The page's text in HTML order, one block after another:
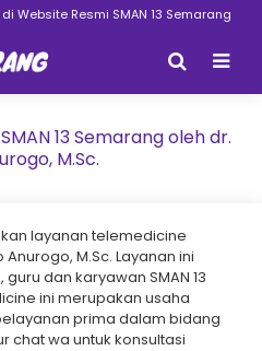
Resmi SMAN 13 Semarang
13 Semarang oleh dr.
M.Sc.
layanan telemedicine
M.Sc. Layanan ini
dan karyawan SMAN 13
ini merupakan usaha
prima dalam bidang
chat wa untuk konsultasi